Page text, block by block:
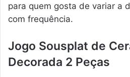
para quem gosta de variar a
com frequência.
Jogo Sousplat de
Decorada 2 Peças